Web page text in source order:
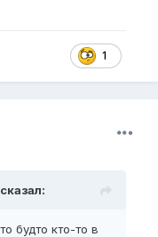
1
будто кто-то в